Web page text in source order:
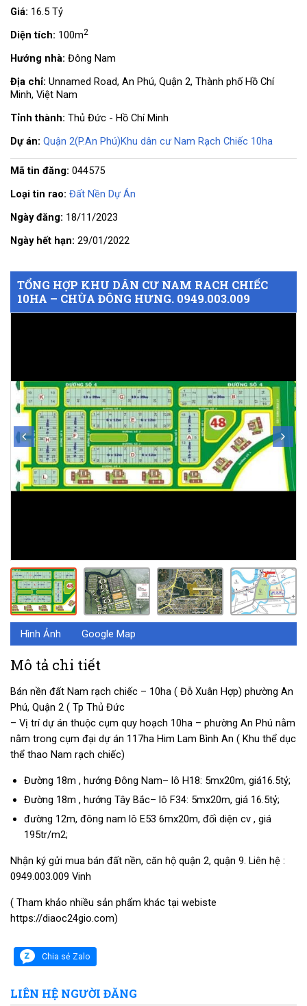
TỔNG HỢP KHU DÂN CƯ NAM RACH CHIẾC
10HA – CHÙA ĐÔNG HƯNG. 0949.003.009
Hình Ảnh Google Map
Mô tả chi tiết
Bán nền đất Nam rạch chiếc – 10ha ( Đỗ Xuân Hợp) phường An
Phú, Quận 2 ( Tp Thủ Đức
– Vị trí dự án thuộc cụm quy hoạch 10ha – phường An Phú nằm
nằm trong cụm đại dự án 117ha Him Lam Bình An ( Khu thể dục
thể thao Nam rạch chiếc)
Đường 18m , hướng Đông Nam– lô H18: 5mx20m, giá16.5tỷ;
Đường 18m , hướng Tây Bắc– lô F34: 5mx20m, giá 16.5tỷ;
đường 12m, đông nam lô E53 6mx20m, đối diện cv , giá
195tr/m2;
Nhận ký gửi mua bán đất nền, căn hộ quận 2, quận 9. Liên hệ :
0949.003.009 Vinh
( Tham khảo nhiều sản phẩm khác tại webiste
https://diaoc24gio.com)
Chia sẻ Zalo
LIÊN HỆ NGƯỜI ĐĂNG
Giá: 16.5 Tỷ
Diện tích: 100m2
Hướng nhà: Đông Nam
Địa chỉ: Unnamed Road, An Phú, Quận 2, Thành phố Hồ Chí
Minh, Việt Nam
Tỉnh thành: Thủ Đức - Hồ Chí Minh
Dự án: Quận 2(P.An Phú)Khu dân cư Nam Rạch Chiếc 10ha
Mã tin đăng: 044575
Loại tin rao: Đất Nền Dự Án
Ngày đăng: 18/11/2023
Ngày hết hạn: 29/01/2022